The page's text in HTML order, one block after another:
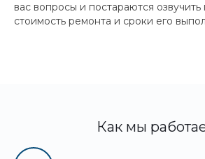
вас вопросы и постараются
стоимость ремонта и сроки его
Как мы